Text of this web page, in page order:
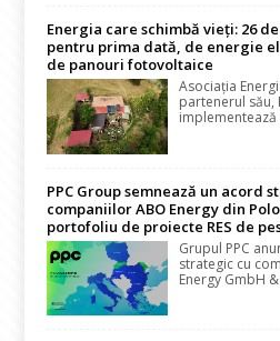
Energia care schimbă vieți: 26
pentru prima dată, de energie
de panouri fotovoltaice
Asociația
partenerul său,
implementează
PPC Group semnează un acord
companiilor ABO Energy din
portofoliu de proiecte RES de
Grupul PPC
strategic cu
Energy GmbH